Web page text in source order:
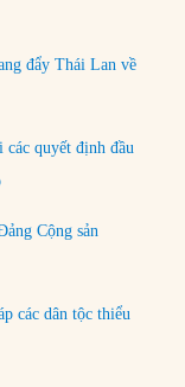
đẩy Thái Lan về
quyết định đầu
Cộng sản
các dân tộc thiểu